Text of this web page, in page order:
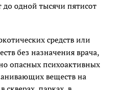
до одной тысячи пятисот
средств или
без назначения врача,
опасных психоактивных
веществ на